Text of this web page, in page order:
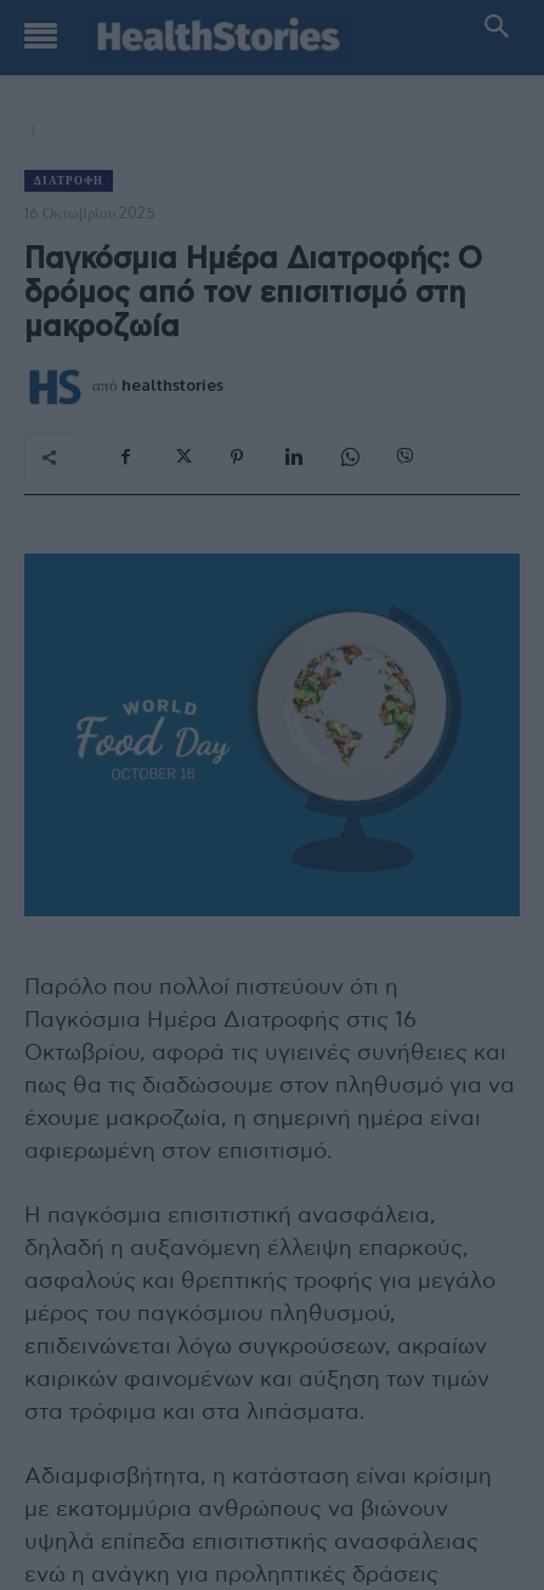
ΔΙΑΤΡΟΦΉ
16 Οκτωβρίου 2025
Παγκόσμια Ημέρα Διατροφής: Ο
δρόμος από τον επισιτισμό στη
μακροζωία
από healthstories
Παρόλο που πολλοί πιστεύουν ότι η
Παγκόσμια Ημέρα Διατροφής στις 16
Οκτωβρίου, αφορά τις υγιεινές συνήθειες και
πως θα τις διαδώσουμε στον πληθυσμό για να
έχουμε μακροζωία, η σημερινή ημέρα είναι
αφιερωμένη στον επισιτισμό.
Η παγκόσμια επισιτιστική ανασφάλεια,
δηλαδή η αυξανόμενη έλλειψη επαρκούς,
ασφαλούς και θρεπτικής τροφής για μεγάλο
μέρος του παγκόσμιου πληθυσμού,
επιδεινώνεται λόγω συγκρούσεων, ακραίων
καιρικών φαινομένων και αύξηση των τιμών
στα τρόφιμα και στα λιπάσματα.
Αδιαμφισβήτητα, η κατάσταση είναι κρίσιμη
με εκατομμύρια ανθρώπους να βιώνουν
υψηλά επίπεδα επισιτιστικής ανασφάλειας
ενώ η ανάγκη για προληπτικές δράσεις